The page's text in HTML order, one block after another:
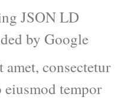
JSON LD
by Google
consectetur
tempor